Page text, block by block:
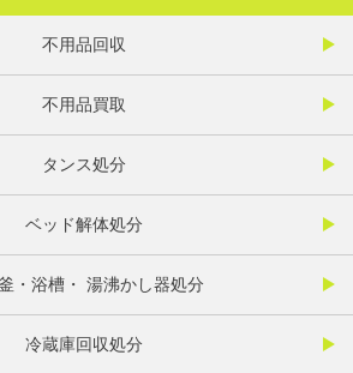
不用品回収
不用品買取
タンス処分
ベッド解体処分
・浴槽・ 湯沸かし器処分
冷蔵庫回収処分